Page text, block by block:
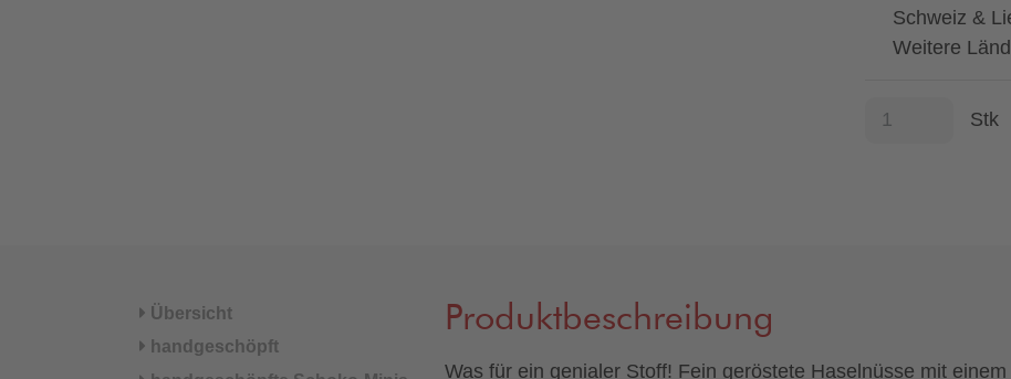
Schweiz &
Weitere
Stk
Übersicht
handgeschöpft
Produktbeschreibung
Was für ein genialer Stoff! Fein geröstete Haselnüsse mit einem